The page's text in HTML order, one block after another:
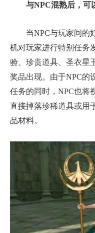
与NPC混熟后，可
当NPC与玩家间的好
机对玩家进行特别任务
验、珍贵道具、圣衣星
奖品出现。由于NPC的
任务的同时，NPC也将
直接掉落珍稀道具或用
品材料。